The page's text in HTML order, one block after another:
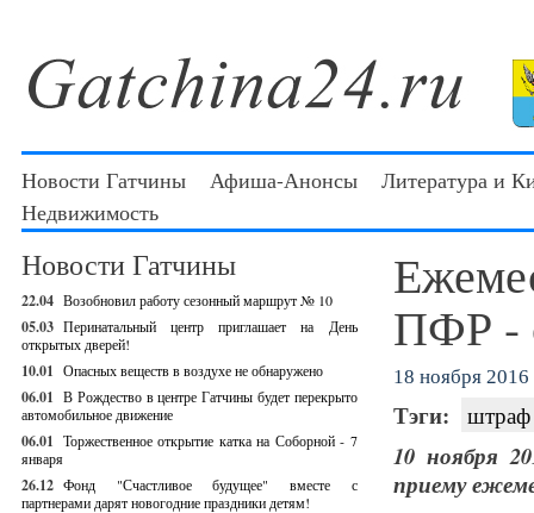
Новости Гатчины Афиша-Анонсы
Литература и
Недвижимость
Новости Гатчины
22.04 Возобновил работу сезонный маршрут № 10
05.03 Перинатальный центр приглашает на День
открытых дверей!
10.01 Опасных веществ в воздухе не обнаружено
06.01 В Рождество в центре Гатчины будет перекрыто
автомобильное движение
06.01 Торжественное открытие катка на Соборной - 7
января
26.12 Фонд "Счастливое будущее" вместе с
партнерами дарят новогодние праздники детям!
ПФР -
18 ноября 2016
Тэги: штраф
10 ноября
приему